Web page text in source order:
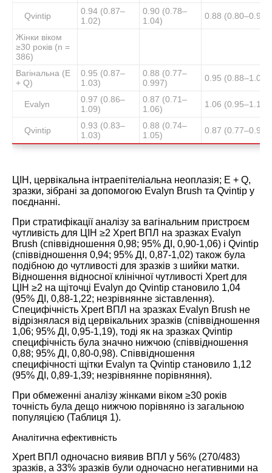
Qvintip
0.94 (0.87–
1.02)
0.90 (0.78–
1.04)
0.88 (0.80–0.98)
Жінки віком
≥30 років (n =
386)
Вагінальна (E
+ Q)
0.95 (0.87–
1.03)
0.88 (0.77–
0.997)
0.95 (0.88–1.03)
Evalyn
0.97 (0.86–
1.09)
0.87 (0.71–
1.06)
1.06 (0.95–1.17)
Qvintip
0.93 (0.83–
1.03)
0.88 (0.74–
1.05)
0.87 (0.77–0.98)
ЦІН, цервікальна інтраепітеліальна неоплазія; E + Q,
зразки, зібрані за допомогою Evalyn Brush та Qvintip у
поєднанні.
При стратифікації аналізу за вагінальним пристроєм
чутливість для ЦІН ≥2 Xpert ВПЛ на зразках Evalyn
Brush (співвідношення 0,98; 95% ДІ, 0,90-1,06) і Qvintip
(співвідношення 0,94; 95% ДІ, 0,87-1,02) також була
подібною до чутливості для зразків з шийки матки.
Відношення відносної клінічної чутливості Xpert для
ЦІН ≥2 на щіточці Evalyn до Qvintip становило 1,04
(95% ДІ, 0,88-1,22; незрівнянне зіставлення).
Специфічність Xpert ВПЛ на зразках Evalyn Brush не
відрізнялася від цервікальних зразків (співвідношення
1,06; 95% ДІ, 0,95-1,19), тоді як на зразках Qvintip
специфічність була значно нижчою (співвідношення
0,88; 95% ДІ, 0,80-0,98). Співвідношення
специфічності щітки Evalyn та Qvintip становило 1,12
(95% ДІ, 0,89-1,39; незрівнянне порівняння).
При обмеженні аналізу жінками віком ≥30 років
точність була дещо нижчою порівняно із загальною
популяцією (Таблиця 1).
Аналітична ефективність
Xpert ВПЛ одночасно виявив ВПЛ у 56% (270/483)
зразків, а 33% зразків були одночасно негативними на